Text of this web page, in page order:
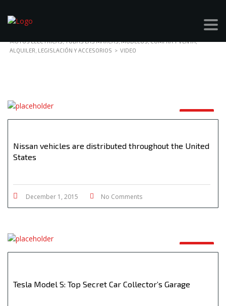
MOTOS ELÉCTRICAS, TODAS LAS MARCAS, MODELOS, COMPRA Y VENTA,
ALQUILER, LEGISLACIÓN Y ACCESORIOS > VIDEO
Nissan vehicles are distributed throughout the United
States
December 1, 2015 No Comments
Tesla Model S: Top Secret Car Collector’s Garage